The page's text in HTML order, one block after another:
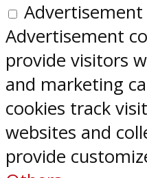
Advertisement
Advertisement
provide visitors
and marketing
cookies track
websites and
provide